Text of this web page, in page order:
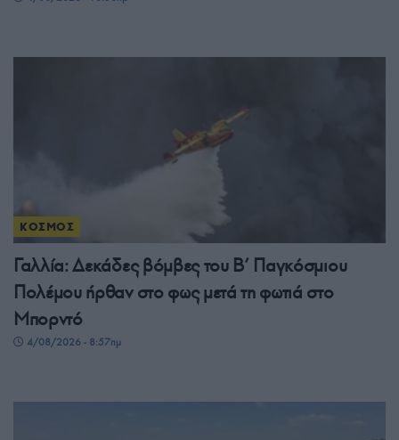
ΚΟΣΜΟΣ
Γαλλία: Δεκάδες βόμβες του Β’ Παγκόσμιου
Πολέμου ήρθαν στο φως μετά τη φωτιά στο
Μπορντό
4/08/2026 - 8:57πμ